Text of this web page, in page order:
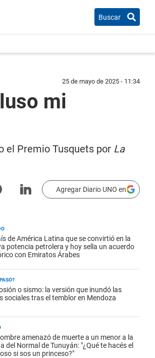
Buscar
25 de mayo de 2025 - 11:34
mi
el Premio Tusquets por La
Agregar Diario UNO en
de América Latina que se convirtió en la
potencia petrolera y hoy sella un acuerdo
con Emiratos Árabes
o sismo: la versión que inundó las
sociales tras el temblor en Mendoza
amenazó de muerte a un menor a la
del Normal de Tunuyán: "¿Qué te hacés el
si sos un princeso?"